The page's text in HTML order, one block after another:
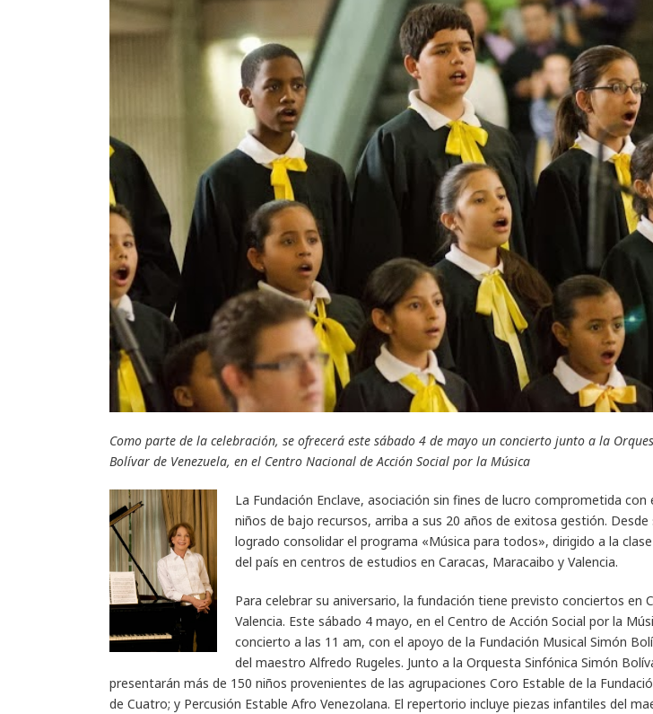
Como parte de la celebración, se ofrecerá este sábado 4 de mayo un concierto junto a la
Bolívar de Venezuela, en el Centro Nacional de Acción Social por la Música
La Fundación Enclave, asociación sin fines de lucro comprometida
niños de bajo recursos, arriba a sus 20 años de exitosa gestión. Desde
logrado consolidar el programa «Música para todos», dirigido a la
del país en centros de estudios en Caracas, Maracaibo y Valencia.
Para celebrar su aniversario, la fundación tiene previsto conciertos en
Valencia. Este sábado 4 mayo, en el Centro de Acción Social por la
concierto a las 11 am, con el apoyo de la Fundación Musical Simón
del maestro Alfredo Rugeles. Junto a la Orquesta Sinfónica Simón
presentarán más de 150 niños provenientes de las agrupaciones Coro Estable de la
de Cuatro; y Percusión Estable Afro Venezolana. El repertorio incluye piezas infantiles del